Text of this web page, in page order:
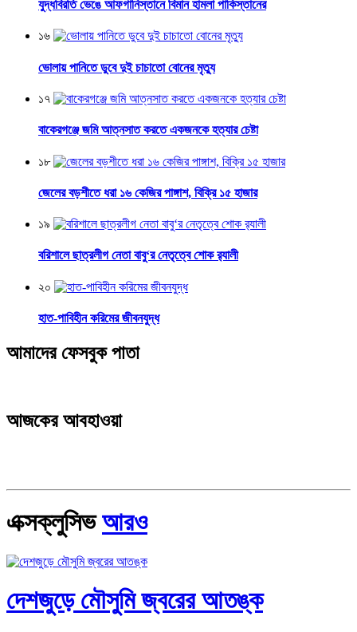
যুদ্ধবিরতি ভেঙে আফগানিস্তানে বিমান হামলা পাকিস্তানের
১৬
ভোলায় পানিতে ডুবে দুই চাচাতো বোনের মৃত্যু
১৭
বাকেরগঞ্জে জমি আত্নসাত করতে একজনকে হত্যার চেষ্টা
১৮
জেলের বড়শীতে ধরা ১৬ কেজির পাঙ্গাশ, বিক্রি ১৫ হাজার
১৯
বরিশালে ছাত্রলীগ নেতা বাবু‘র নেতৃত্বে শোক র‌্যালী
২০
হাত-পাবিহীন করিমের জীবনযুদ্ধ
আমাদের ফেসবুক পাতা
আজকের আবহাওয়া
এক্সক্লুসিভআরও
দেশজুড়ে মৌসুমি জ্বরের আতঙ্ক